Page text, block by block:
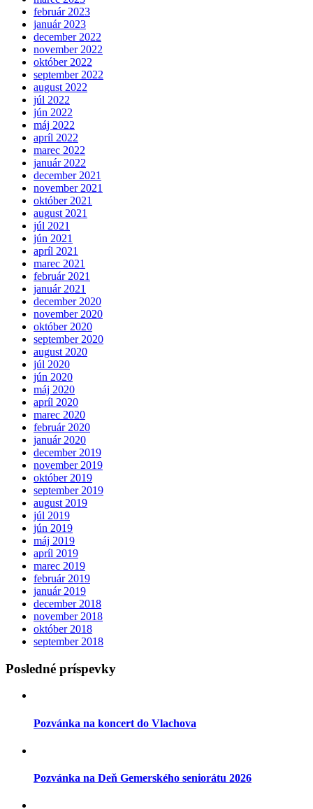
február 2023
január 2023
december 2022
november 2022
október 2022
september 2022
august 2022
júl 2022
jún 2022
máj 2022
apríl 2022
marec 2022
január 2022
december 2021
november 2021
október 2021
august 2021
júl 2021
jún 2021
apríl 2021
marec 2021
február 2021
január 2021
december 2020
november 2020
október 2020
september 2020
august 2020
júl 2020
jún 2020
máj 2020
apríl 2020
marec 2020
február 2020
január 2020
december 2019
november 2019
október 2019
september 2019
august 2019
júl 2019
jún 2019
máj 2019
apríl 2019
marec 2019
február 2019
január 2019
december 2018
november 2018
október 2018
september 2018
Posledné príspevky
Pozvánka na koncert do Vlachova
Pozvánka na Deň Gemerského seniorátu 2026